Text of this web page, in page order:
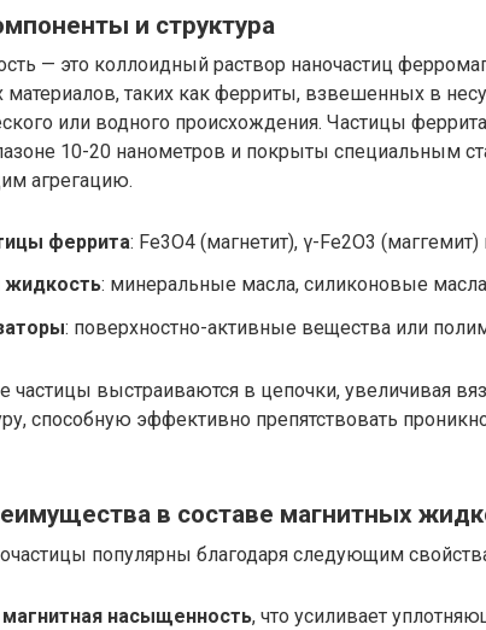
и структура
— это коллоидный раствор наночастиц
таких как ферриты, взвешенных в
или водного происхождения. Частицы
10-20 нанометров и покрыты специальным
агрегацию.
феррита: Fe3O4 (магнетит), γ-Fe2O3
жидкость: минеральные масла, силиконовые
: поверхностно-активные вещества или
частицы выстраиваются в цепочки, увеличивая
способную эффективно препятствовать
в составе магнитных
популярны благодаря следующим
насыщенность, что усиливает